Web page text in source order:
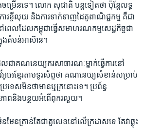
ចម្រើន​ទេ។ លោក សុជាតិ បន្ត​ទៀត​ថា ប៉ុន្តែ​លទ្ធ
រ​ខ្ចីលុយ និង​ការ​ទាក់​ទាញ​ដៃ​គូ​ពាណិជ្ជកម្ម​ គឺ​ជា
ល​ដែល​កម្ពុជា​ធ្វើ​សមាហរណកម្ម​សេដ្ឋកិច្ច​ជា​
ង​តំបន់​អាស៊ាន។
ល​ជា​គណនេយ្យករ​សាធារណៈ​ម្នាក់​ធ្វើ​ការ​នៅ​
អេ​ខ្មែរ​តាម​ទូរស័ព្ទ​ថា​ គណនេយ្យ​សំខាន់​សម្រាប់​
ទេស​មិន​ថា​មាន​ឬ​ក្រ​នោះ​ទេ។ ប្រព័ន្ធ​
ភាព​និង​បន្ថយ​អំពើ​ពុករលួយ។​
មែន​គ្រាន់​តែ​ជា​តួលេខ​នៅ​លើ​ក្រដាស​ទេ តែ​វា​ឆ្លុះ​